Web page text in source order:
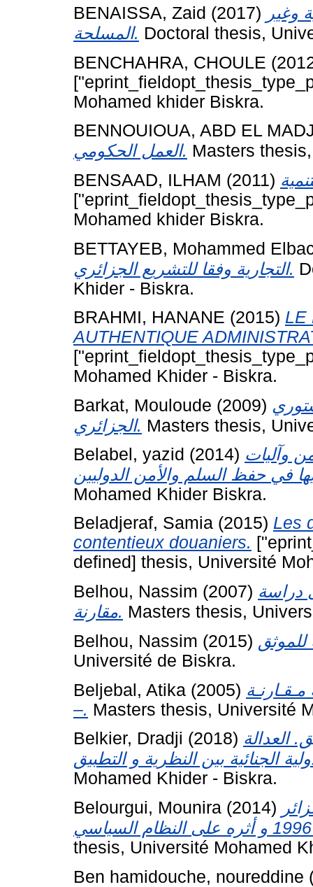
BENAISSA, Zaid (2017) وغير
المسلحة. Doctoral thesis,
BENCHAHRA, CHOULE
Mohamed khider Biskra.
BENNOUIOUA, ABD EL
العمل الحكومي. Masters
BENSAAD, ILHAM (2011)
Mohamed khider Biskra.
BETTAYEB, Mohammed
التجارية وفقا للتشريع الجزائري.
Khider - Biskra.
BRAHMI, HANANE (2015) LE
AUTHENTIQUE
Mohamed Khider - Biskra.
Barkat, Mouloude (2009)
الجزائري. Masters thesis,
Belabel, yazid (2014) وآليات
Mohamed Khider Biskra.
Beladjeraf, Samia (2015) Les
contentieux douaniers.
defined] thesis, Université
Belhou, Nassim (2007) دراسة
مقارنة. Masters thesis,
Belhou, Nassim (2015)
Université de Biskra.
Beljebal, Atika (2005)
–. Masters thesis, Université
Belkier, Dradji (2018) العدالة
Mohamed Khider - Biskra.
Belourgui, Mounira (2014)
thesis, Université Mohamed
Ben hamidouche, noureddine